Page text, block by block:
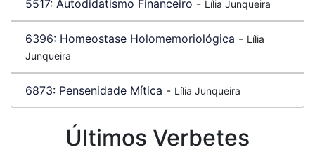
5517: Autodidatismo Financeiro - Lília Junqueira
6396: Homeostase Holomemoriológica - Lília
Junqueira
6873: Pensenidade Mítica - Lília Junqueira
Últimos Verbetes